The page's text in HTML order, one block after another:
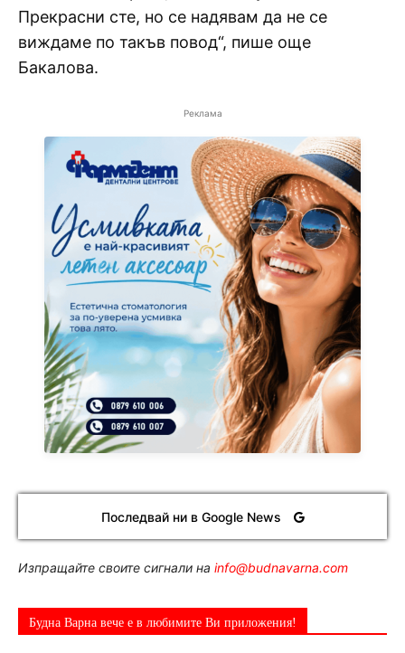
Прекрасни сте, но се надявам да не се
виждаме по такъв повод“, пише още
Бакалова.
Реклама
Последвай ни в Google News
Изпращайте своите сигнали на info@budnavarna.com
Будна Варна вече е в любимите Ви приложения!